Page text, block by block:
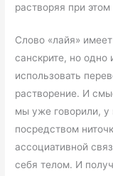
растворяя при
Слово «лайя»
санскрите, но одно
использовать
растворение. И
мы уже говорили, у
посредством
ассоциативной
себя телом. И